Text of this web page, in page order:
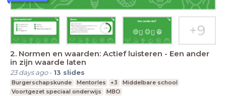
2. Normen en waarden: Actief luisteren - Een ander
in zijn waarde laten
23 days ago- 13 slides
Burgerschapskunde Mentorles +3
Middelbare school
Voortgezet speciaal onderwijs
MBO